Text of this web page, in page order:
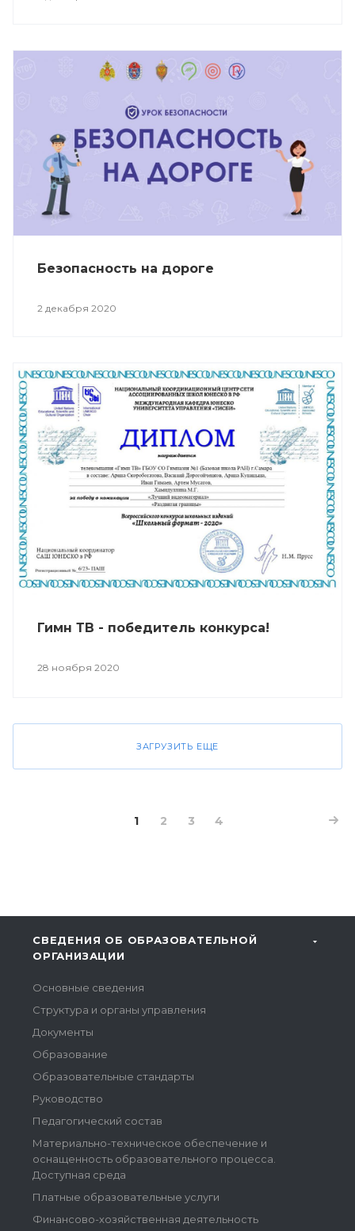
Безопасность на дороге
2 декабря 2020
Гимн ТВ - победитель конкурса!
28 ноября 2020
ЗАГРУЗИТЬ ЕЩЕ
1 2 3 4
СВЕДЕНИЯ ОБ ОБРАЗОВАТЕЛЬНОЙ
ОРГАНИЗАЦИИ
Основные сведения
Структура и органы управления
Документы
Образование
Образовательные стандарты
Руководство
Педагогический состав
Материально-техническое обеспечение и
оснащенность образовательного процесса.
Доступная среда
Платные образовательные услуги
Финансово-хозяйственная деятельность